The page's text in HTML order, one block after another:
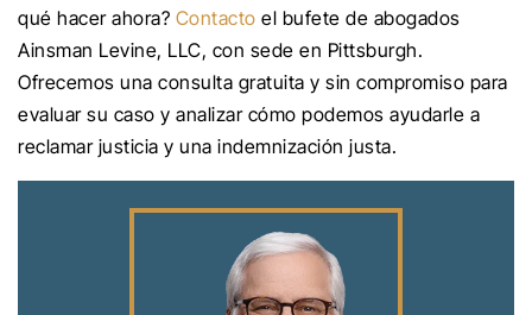
qué hacer ahora? Contacto el bufete de abogados
Ainsman Levine, LLC, con sede en Pittsburgh.
Ofrecemos una consulta gratuita y sin compromiso para
evaluar su caso y analizar cómo podemos ayudarle a
reclamar justicia y una indemnización justa.